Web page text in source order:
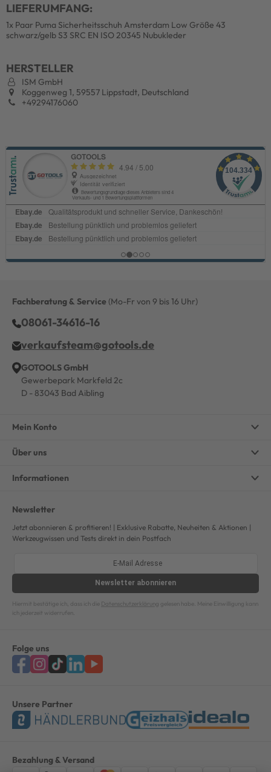
LIEFERUMFANG:
1x Paar Puma Sicherheitsschuh Amsterdam Low Größe 43
schwarz/gelb S3 SRC EN ISO 20345 Nubukleder
HERSTELLER
ISM GmbH
Koggenweg 1, 59557 Lippstadt, Deutschland
+49294176060
Fachberatung & Service (Mo-Fr von 9 bis 16 Uhr)
08061-34616-16
verkaufsteam@gotools.de
GOTOOLS GmbH
Gewerbepark Markfeld 2c
D - 83043 Bad Aibling
Mein Konto
Über uns
Informationen
Newsletter
Jetzt abonnieren & profitieren! | Exklusive Rabatte, Neuheiten & Aktionen |
Werkzeugwissen und Tests direkt in dein Postfach
Newsletter abonnieren
Hiermit bestätige ich, dass ich die Datenschutzerklärung gelesen habe. Meine Einwilligung kann
ich jederzeit widerrufen.
Folge uns
Unsere Partner
Bezahlung & Versand